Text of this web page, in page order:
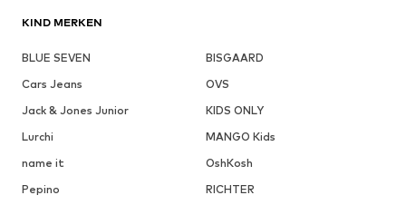
KIND MERKEN
BLUE SEVEN
BISGAARD
Cars Jeans
OVS
Jack & Jones Junior
KIDS ONLY
Lurchi
MANGO Kids
name it
OshKosh
Pepino
RICHTER